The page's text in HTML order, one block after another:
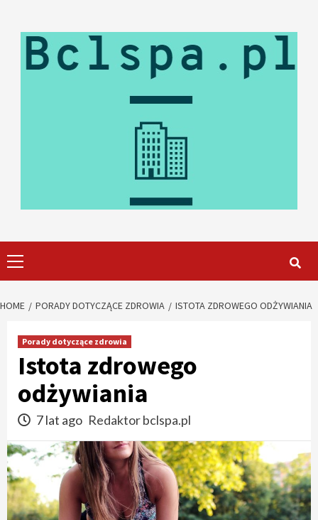
content
Menu
HOME PORADY DOTYCZĄCE ZDROWIA ISTOTA ZDROWEGO ODŻYWIANIA
Porady dotyczące zdrowia
Istota zdrowego
odżywiania
7 lat ago Redaktor bclspa.pl